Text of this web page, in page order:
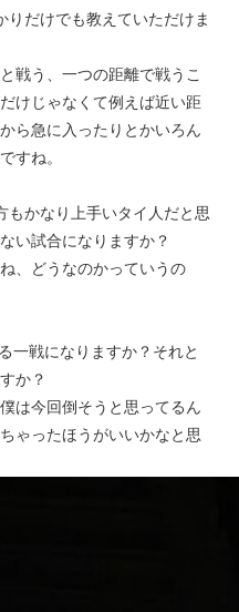
だけでも教えていただけま
戦う、一つの距離で戦うこ
けじゃなくて例えば近い距
ら急に入ったりとかいろん
すね。
もかなり上手いタイ人だと思
い試合になりますか？
、どうなのかっていうの
一戦になりますか？それと
か？
は今回倒そうと思ってるん
ゃったほうがいいかなと思